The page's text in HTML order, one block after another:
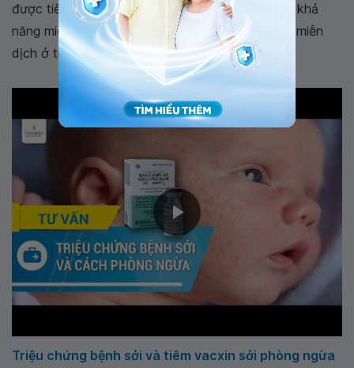
được tiêm mũi thứ 1, trẻ sẽ có khoảng 80 - 85% khả
năng miễn dịch. Hoàn thành mũi thứ 2 khả năng miễn
dịch ở trẻ tăng lên mức 90 - 95%.
Triệu chứng bệnh sởi và tiêm vacxin sởi phòng ngừa